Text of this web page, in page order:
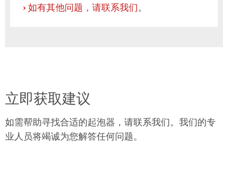
›如有其他问题，请联系我们。
立即获取建议
如需帮助寻找合适的起泡器，请联系我们。我们的专
业人员将竭诚为您解答任何问题。